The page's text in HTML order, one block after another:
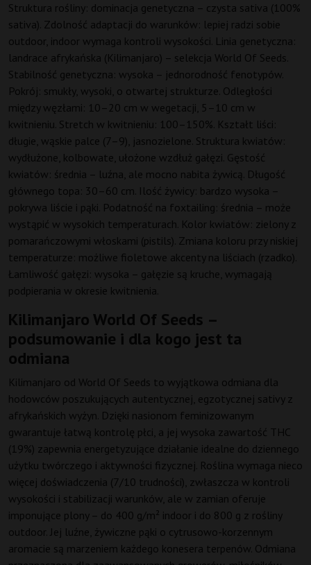
Struktura rośliny: dominacja genetyczna – czysta sativa (100%
sativa). Zdolność adaptacji do warunków: lepiej radzi sobie
outdoor, indoor wymaga kontroli wysokości. Linia genetyczna:
landrace afrykańska (Kilimanjaro) – selekcja World Of Seeds.
Stabilność genetyczna: wysoka – jednorodność fenotypów.
Pokrój: smukły, wysoki, o otwartej strukturze. Odległości
między węzłami: 10–20 cm w wegetacji, 5–10 cm w
kwitnieniu. Stretch w kwitnieniu: 100–150%. Kształt liści:
długie, wąskie palce (7–9), jasnozielone. Struktura kwiatów:
wydłużone, kolbowate, ułożone wzdłuż gałęzi. Gęstość
kwiatów: średnia – luźna, ale mocno nabita żywicą. Długość
głównego topa: 30–60 cm. Ilość żywicy: bardzo wysoka –
pokrywa liście i pąki. Podatność na foxtailing: średnia – może
wystąpić w wysokich temperaturach. Kolor kwiatów: zielony z
pomarańczowymi włoskami (pistils). Zmiana koloru przy niskiej
temperaturze: możliwe fioletowe akcenty na liściach (rzadko).
Łamliwość gałęzi: wysoka – gałęzie są kruche, wymagają
podpierania w okresie kwitnienia.
Kilimanjaro World Of Seeds –
podsumowanie i dla kogo jest ta
odmiana
Kilimanjaro od World Of Seeds to wyjątkowa odmiana dla
hodowców poszukujących autentycznej, egzotycznej sativy z
afrykańskich wyżyn. Dzięki nasionom feminizowanym
gwarantuje łatwą kontrolę płci, a jej wysoka zawartość THC
(19%) zapewnia energetyzujące działanie idealne do dziennego
użytku twórczego i aktywności fizycznej. Roślina wymaga nieco
więcej doświadczenia (7/10 trudności), zwłaszcza w kontroli
wysokości i stabilizacji warunków, ale w zamian oferuje
imponujące plony – do 400 g/m² indoor i do 800 g z rośliny
outdoor. Jej luźne, żywiczne pąki o cytrusowo-korzennym
aromacie są marzeniem każdego konesera terpenów. Odmiana